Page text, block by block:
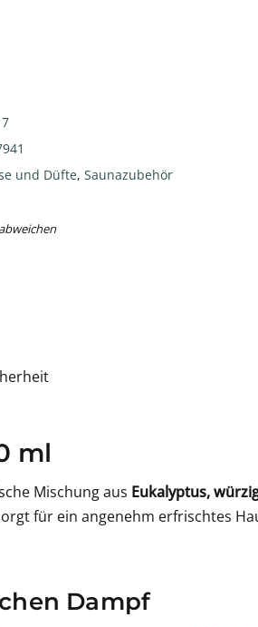
und Düfte, Saunazubehör
ml
Mischung aus Eukalyptus,
für ein angenehm erfrischtes
Dampf